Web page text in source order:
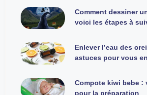
Comment dessiner
voici les étapes à
Enlever l’eau des
astuces pour vous
Compote kiwi bebe :
pour la préparation